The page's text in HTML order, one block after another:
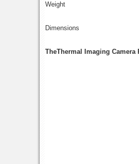
Weight
Dimensions
TheThermal Imaging Camera